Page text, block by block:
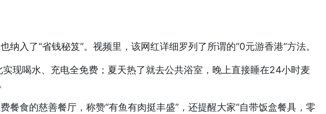
了“省钱秘笈”。视频里，该网红详细罗列了所谓的“0元游香港”方法。
喝水、充电全免费；夏天热了就去公共浴室，晚上直接睡在24小时麦
食的慈善餐厅，称赞“有鱼有肉挺丰盛”，还提醒大家“自带饭盒餐具，零